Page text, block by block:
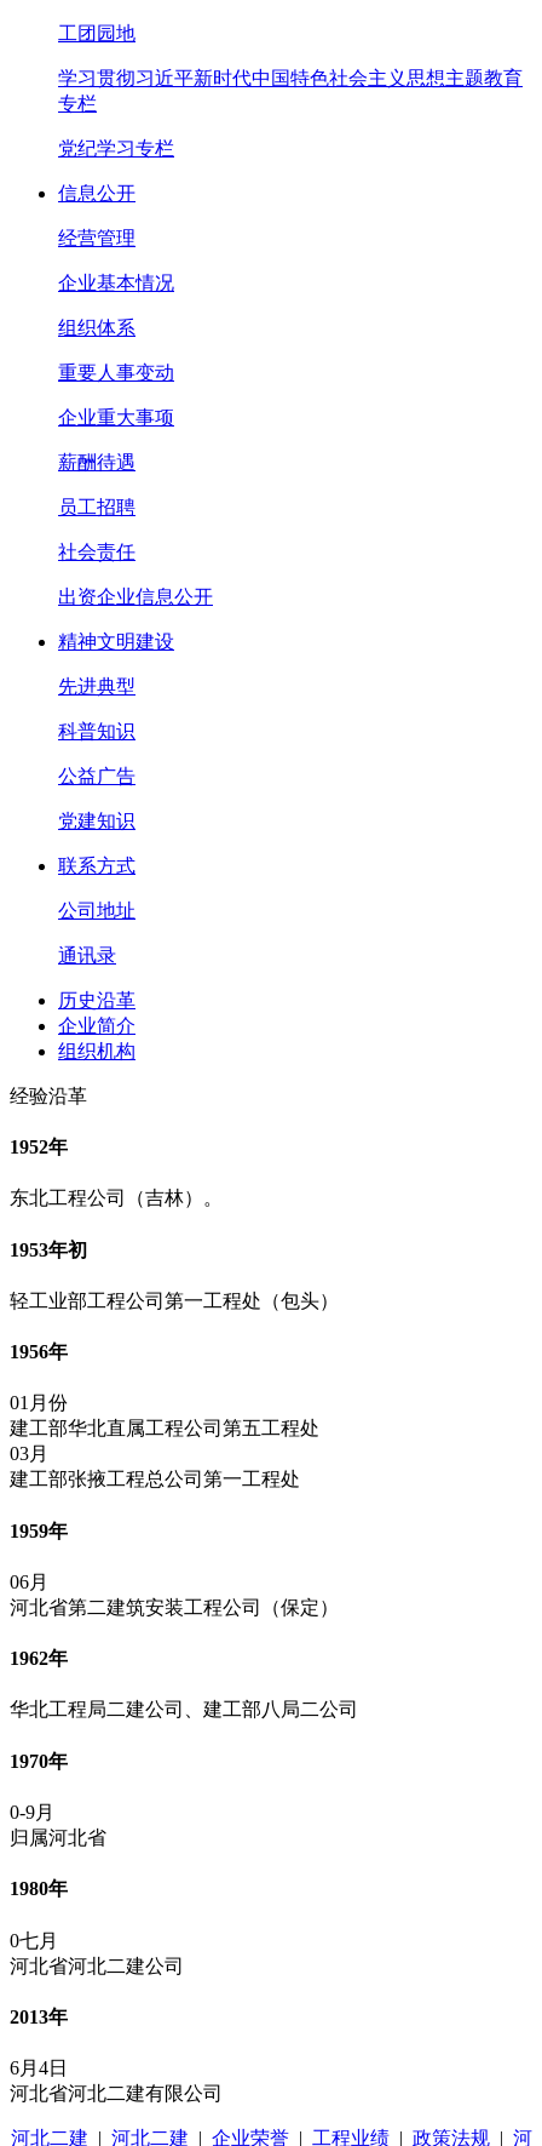
工团园地
学习贯彻习近平新时代中国特色社会主义思想主题教育
专栏
党纪学习专栏
信息公开
经营管理
企业基本情况
组织体系
重要人事变动
企业重大事项
薪酬待遇
员工招聘
社会责任
出资企业信息公开
精神文明建设
先进典型
科普知识
公益广告
党建知识
联系方式
公司地址
通讯录
历史沿革
企业简介
组织机构
经验沿革
1952年
东北工程公司（吉林）。
1953年初
轻工业部工程公司第一工程处（包头）
1956年
01月份
建工部华北直属工程公司第五工程处
03月
建工部张掖工程总公司第一工程处
1959年
06月
河北省第二建筑安装工程公司（保定）
1962年
华北工程局二建公司、建工部八局二公司
1970年
0-9月
归属河北省
1980年
0七月
河北省河北二建公司
2013年
6月4日
河北省河北二建有限公司
河北二建 | 河北二建 | 企业荣誉| 工程业绩| 政策法规| 河